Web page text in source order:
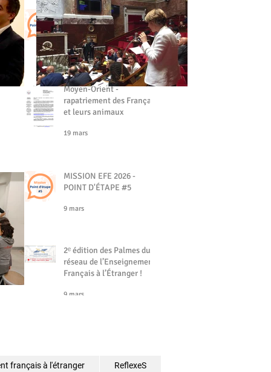
MISSION EFE - POINT
D'ÉTAPE #6
19 mars
Moyen-Orient -
rapatriement des Français
et leurs animaux
19 mars
MISSION EFE 2026 -
POINT D'ÉTAPE #5
9 mars
2ᵉ édition des Palmes du
réseau de l’Enseignement
Français à l’Étranger !
9 mars
français à l'étranger ReflexeS